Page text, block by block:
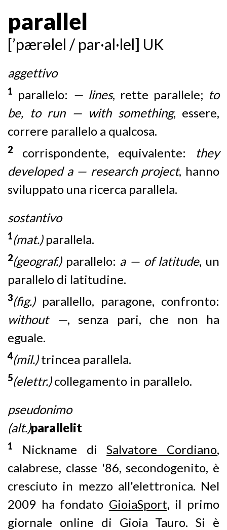
parallel
[’pærəlel / par·al·lel] UK
aggettivo
1 parallelo: — lines, rette parallele; to
be, to run — with something, essere,
correre parallelo a qualcosa.
2 corrispondente, equivalente:
they
developed a — research project, hanno
sviluppato una ricerca parallela.
sostantivo
1(mat.)parallela.
2(geograf.)parallelo: a — of latitude, un
parallelo di latitudine.
3(fig.)parallello, paragone, confronto:
without —, senza pari, che non ha
eguale.
4(mil.)trincea parallela.
5(elettr.)collegamento in parallelo.
pseudonimo
(alt.)parallelit
1 Nickname diSalvatore Cordiano,
calabrese, classe '86, secondogenito, è
cresciuto in mezzo all'elettronica. Nel
2009 ha fondato GioiaSport, il primo
giornale online di Gioia Tauro. Si è